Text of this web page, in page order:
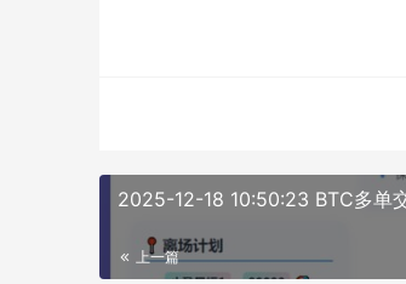
2025-12-18 10:50:23 BTC多单
上一篇